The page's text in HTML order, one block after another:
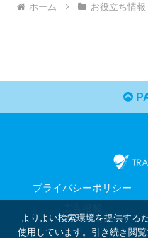
ホーム お役立ち情報
プライバシーポリシー
よりよい検索環境を提供する
使用しています。引き続き閲